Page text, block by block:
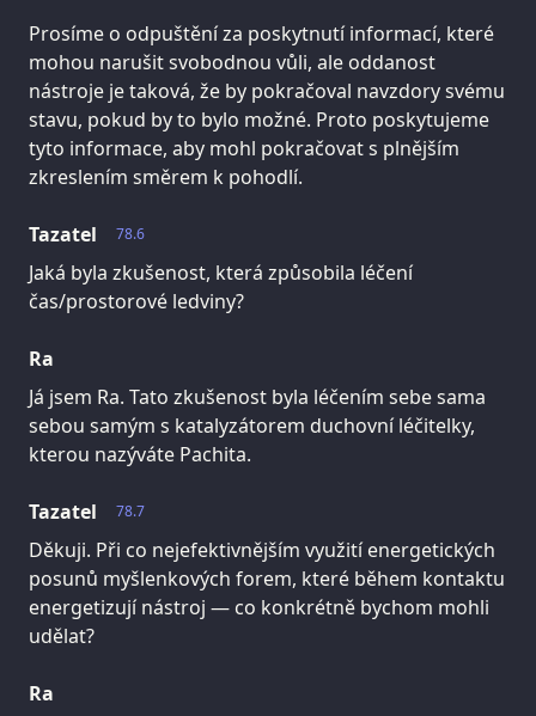
Prosíme o odpuštění za poskytnutí informací, které
mohou narušit svobodnou vůli, ale oddanost
nástroje je taková, že by pokračoval navzdory svému
stavu, pokud by to bylo možné. Proto poskytujeme
tyto informace, aby mohl pokračovat s plnějším
zkreslením směrem k pohodlí.
78.6
Tazatel
Jaká byla zkušenost, která způsobila léčení
čas/prostorové ledviny?
Ra
Já jsem Ra. Tato zkušenost byla léčením sebe sama
sebou samým s katalyzátorem duchovní léčitelky,
kterou nazýváte Pachita.
78.7
Tazatel
Děkuji. Při co nejefektivnějším využití energetických
posunů myšlenkových forem, které během kontaktu
energetizují nástroj — co konkrétně bychom mohli
udělat?
Ra